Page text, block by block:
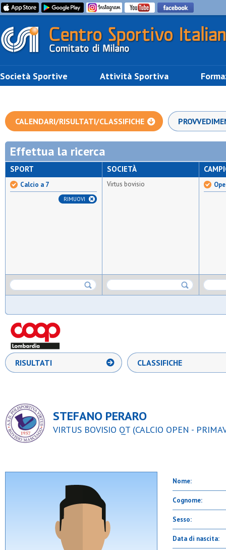
Società Sportive Attività Sportiva
CALENDARI/RISULTATI/CLASSIFICHE
Effettua la ricerca
SPORT
Calcio a 7
RIMUOVI
SOCIETÀ
Virtus bovisio
RISULTATI CLASSIFICHE
STEFANO PERARO
VIRTUS BOVISIO QT (CALCIO OPEN -
Nome:
Cognome:
Sesso:
Data di nascita: